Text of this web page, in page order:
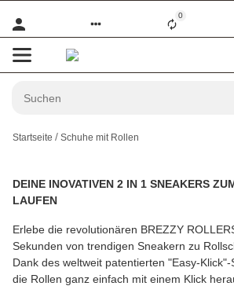
0
Startseite Schuhe mit Rollen
DEINE INOVATIVEN 2 IN 1 SNEAKERS
LAUFEN
Erlebe die revolutionären BREZZY
Sekunden von trendigen Sneakern zu
Dank des weltweit patentierten "Easy-
die Rollen ganz einfach mit einem Klick